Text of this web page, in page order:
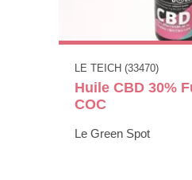
LE TEICH (33470)
Huile CBD 30%
COC
Le Green Spot